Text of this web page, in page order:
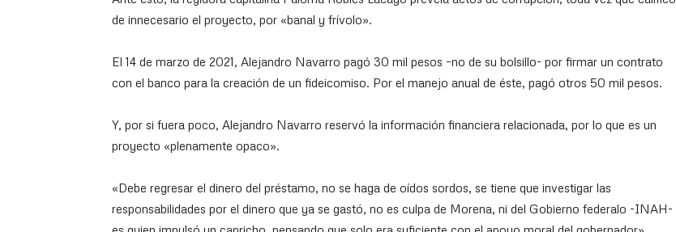
de innecesario el proyecto, por «banal y frívolo».
El 14 de marzo de 2021, Alejandro Navarro pagó 30 mil pesos –no de su bolsillo- por firmar un contrato
con el banco para la creación de un fideicomiso. Por el manejo anual de éste, pagó otros 50 mil pesos.
Y, por si fuera poco, Alejandro Navarro reservó la información financiera relacionada, por lo que es un
proyecto «plenamente opaco».
«Debe regresar el dinero del préstamo, no se haga de oídos sordos, se tiene que investigar las
responsabilidades por el dinero que ya se gastó, no es culpa de Morena, ni del Gobierno federalo -INAH-